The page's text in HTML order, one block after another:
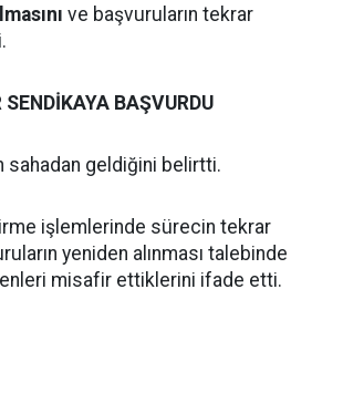
ve başvuruların tekrar
SENDİKAYA BAŞVURDU
sahadan geldiğini belirtti.
işlemlerinde sürecin tekrar
yeniden alınması talebinde
misafir ettiklerini ifade etti.